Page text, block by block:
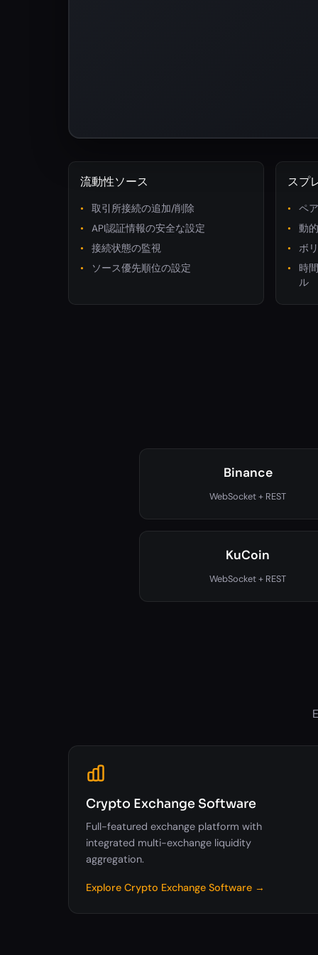
流動性ソース
取引所接続の追加/削除
API認証情報の安全な設定
接続状態の監視
ソース優先順位の設定
スプ
ペ
動
ボ
時
ル
Binance
WebSocket + REST
KuCoin
WebSocket + REST
Crypto Exchange Software
Full-featured exchange platform with
integrated multi-exchange liquidity
aggregation.
Explore Crypto Exchange Software →